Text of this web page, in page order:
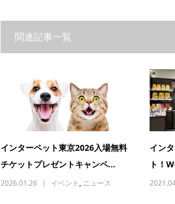
関連記事一覧
インターペット東京2026入場無料
チケットプレゼントキャンペ...
2026.01.26 イベント , ニュース
イン
ト！